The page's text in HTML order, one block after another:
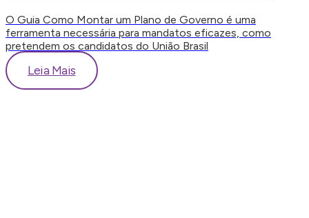
O Guia Como Montar um Plano de Governo é uma
ferramenta necessária para mandatos eficazes, como
pretendem os candidatos do União Brasil
Leia Mais